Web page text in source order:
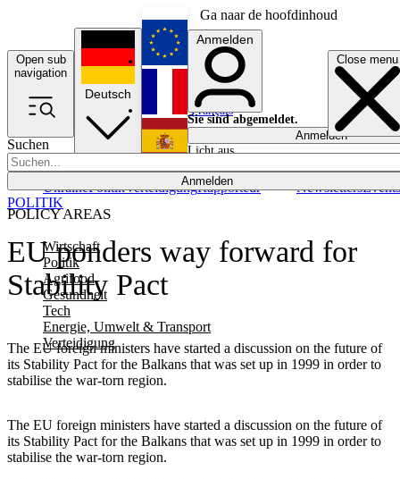
Ga naar de hoofdinhoud
Open sub
navigation
Close menu
Suchen
Anmelden
POLICY AREAS
Wirtschaft
Politik
Agrifood
Gesundheit
Tech
Energie, Umwelt & Transport
Verteidigung
UkrainePolitikVerteidigungRapporteur NewslettersEvents
Deutsch
English
Français
Anmelden
Sie sind abgemeldet.
Anmelden
Licht aus
EU ponders way forward for
Stability Pact
The EU foreign ministers have started a discussion on the future of
its Stability Pact for the Balkans that was set up in 1999 in order to
stabilise the war-torn region.
POLITIK
The EU foreign ministers have started a discussion on the future of
its Stability Pact for the Balkans that was set up in 1999 in order to
stabilise the war-torn region.